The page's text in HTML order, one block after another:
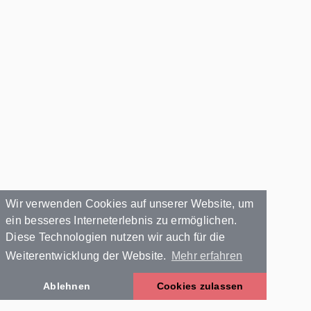
Wir verwenden Cookies auf unserer Website, um
ein besseres Interneterlebnis zu ermöglichen.
Diese Technologien nutzen wir auch für die
Weiterentwicklung der Website.
Mehr erfahren
Ablehnen Cookies zulassen